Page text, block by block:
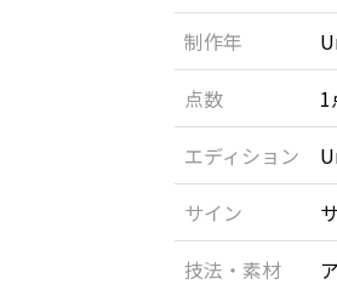
制作年
点数
1
エディション
サイン
技法・素材